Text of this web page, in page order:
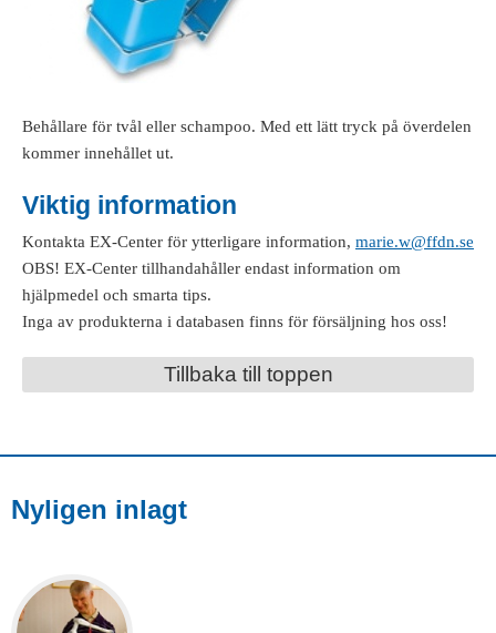
Behållare för tvål eller schampoo. Med ett lätt tryck på överdelen
kommer innehållet ut.
Viktig information
Kontakta EX-Center för ytterligare information, marie.w@ffdn.se
OBS! EX-Center tillhandahåller endast information om
hjälpmedel och smarta tips.
Inga av produkterna i databasen finns för försäljning hos oss!
Tillbaka till toppen
Nyligen inlagt